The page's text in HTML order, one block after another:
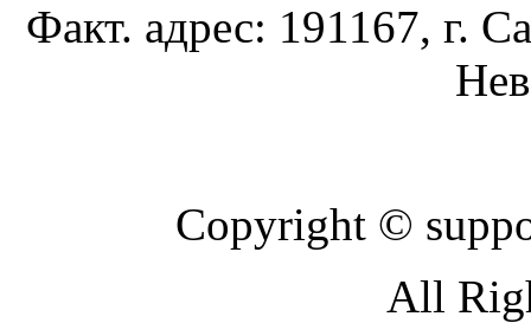
Факт. адрес: 191167, г.
Copyright ©
All